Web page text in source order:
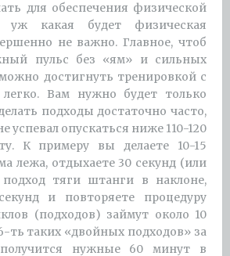
для обеспечения физической
уж какая будет физическая
не важно. Главное, чтоб
пульс без «ям» и сильных
достигнуть тренировкой с
Вам нужно будет только
подходы достаточно часто,
успевал опускаться ниже 110-120
К примеру вы делаете 10-15
лежа, отдыхаете 30 секунд (или
подход тяги штанги в наклоне,
и повторяете процедуру
(подходов) займут около 10
ть таких «двойных подходов» за
нужные 60 минут в